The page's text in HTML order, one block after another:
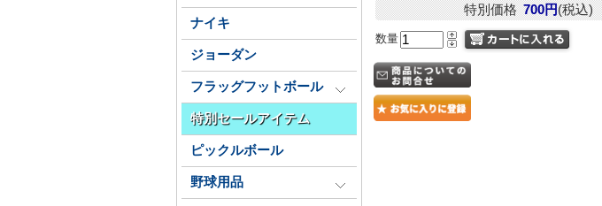
ナイキ
ジョーダン
フラッグフットボール
特別セールアイテム
ピックルボール
野球用品
特別価格 700円(税込)
数量